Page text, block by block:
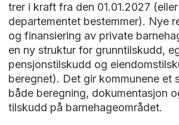
trer i kraft fra den 01.01.2027
departementet bestemmer). Nye
og finansiering av private
en ny struktur for grunntilskudd,
pensjonstilskudd og
beregnet). Det gir kommunene et
både beregning, dokumentasjon
tilskudd på barnehageområdet.